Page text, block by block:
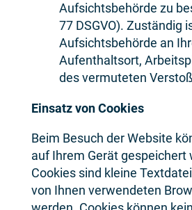
Aufsichtsbehörde zu
77 DSGVO). Zuständig
Aufsichtsbehörde an
Aufenthaltsort,
des vermuteten
Einsatz von Cookies
Beim Besuch der Website
auf Ihrem Gerät gespeichert
Cookies sind kleine
von Ihnen verwendeten